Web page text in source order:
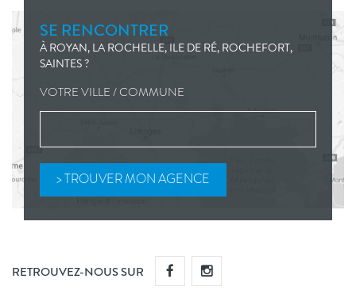
SE RENCONTRER
À ROYAN, LA ROCHELLE, ILE DE RÉ, ROCHEFORT,
SAINTES ?
VOTRE VILLE / COMMUNE
RETROUVEZ-NOUS SUR